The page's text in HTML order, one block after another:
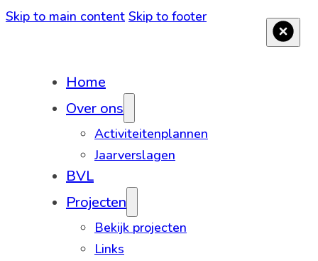
Skip to main content Skip to footer
Home
Over ons
Activiteitenplannen
Jaarverslagen
BVL
Projecten
Bekijk projecten
Links